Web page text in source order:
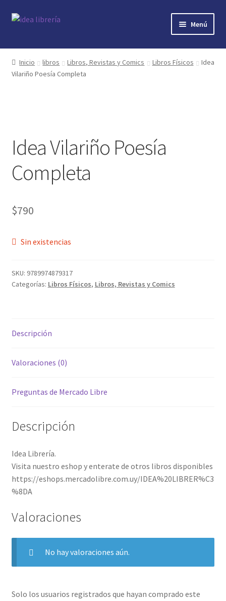
Ir
Ir
Menú
Inicio
contacto
nosotros
novedades
preguntas
Inicio libros Libros, Revistas y Comics Libros Físicos
Idea
Vilariño Poesía Completa
Idea Vilariño Poesía
Completa
$790
Sin existencias
SKU: 9789974879317
Categorías: Libros Físicos, Libros, Revistas y Comics
Descripción
Valoraciones (0)
Preguntas de Mercado Libre
Descripción
Idea Librería.
Visita nuestro eshop y enterate de otros libros disponibles
https://eshops.mercadolibre.com.uy/IDEA%20LIBRER%C3
%8DA
Valoraciones
No hay valoraciones aún.
Solo los usuarios registrados que hayan comprado este